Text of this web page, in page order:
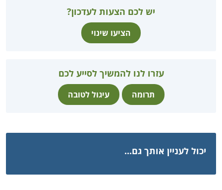
יש לכם הצעות לעדכון?
הציעו שינוי
עזרו לנו להמשיך לסייע לכם
תרומה עיגול לטובה
יכול לעניין אותך גם...